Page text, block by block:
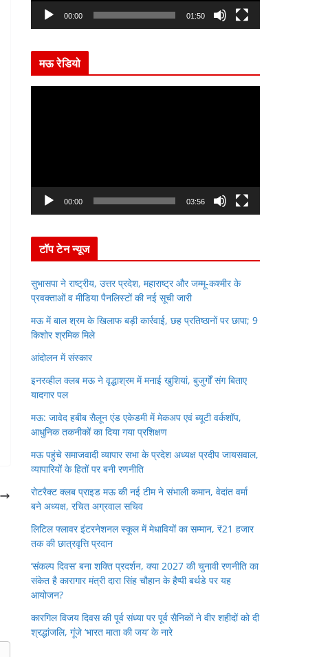
a
r
00:00 01:50
मऊ रेडियो
a
r
00:00 03:56
टॉप टेन न्यूज
सुभासपा ने राष्ट्रीय, उत्तर प्रदेश, महाराष्ट्र और जम्मू-कश्मीर के
प्रवक्ताओं व मीडिया पैनलिस्टों की नई सूची जारी
मऊ में बाल श्रम के खिलाफ बड़ी कार्रवाई, छह प्रतिष्ठानों पर छापा; 9
किशोर श्रमिक मिले
आंदोलन में संस्कार
इनरव्हील क्लब मऊ ने वृद्धाश्रम में मनाई खुशियां, बुजुर्गों संग बिताए
यादगार पल
मऊ: जावेद हबीब सैलून एंड एकेडमी में मेकअप एवं ब्यूटी वर्कशॉप,
आधुनिक तकनीकों का दिया गया प्रशिक्षण
मऊ पहुंचे समाजवादी व्यापार सभा के प्रदेश अध्यक्ष प्रदीप जायसवाल,
व्यापारियों के हितों पर बनी रणनीति
रोटरैक्ट क्लब प्राइड मऊ की नई टीम ने संभाली कमान, वेदांत वर्मा
बने अध्यक्ष, रचित अग्रवाल सचिव
लिटिल फ्लावर इंटरनेशनल स्कूल में मेधावियों का सम्मान, ₹21 हजार
तक की छात्रवृत्ति प्रदान
‘संकल्प दिवस’ बना शक्ति प्रदर्शन, क्या 2027 की चुनावी रणनीति का
संकेत है कारागार मंत्री दारा सिंह चौहान के हैप्पी बर्थडे पर यह
आयोजन?
कारगिल विजय दिवस की पूर्व संध्या पर पूर्व सैनिकों ने वीर शहीदों को दी
श्रद्धांजलि, गूंजे ‘भारत माता की जय’ के नारे